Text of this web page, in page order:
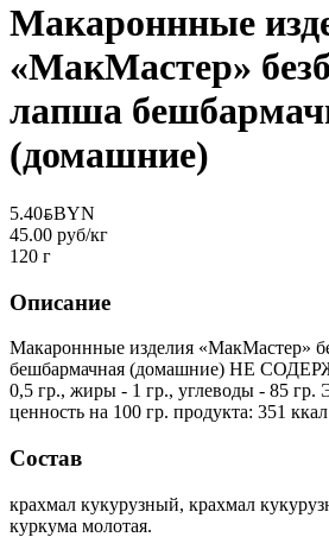
Макароннные
«МакМастер»
лапша
(домашние)
5.40BYNBYN
45.00 руб/кг
120 г
Описание
Макароннные изделия «МакМастер»
бешбармачная (домашние) НЕ
0,5 гр., жиры - 1 гр., углеводы - 85 гр.
ценность на 100 гр. продукта: 351
Состав
крахмал кукурузный, крахмал
куркума молотая.